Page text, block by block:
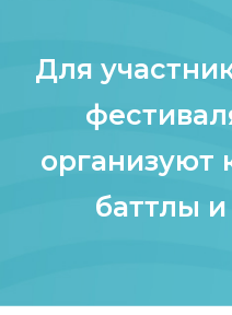
Для
организуют
баттлы